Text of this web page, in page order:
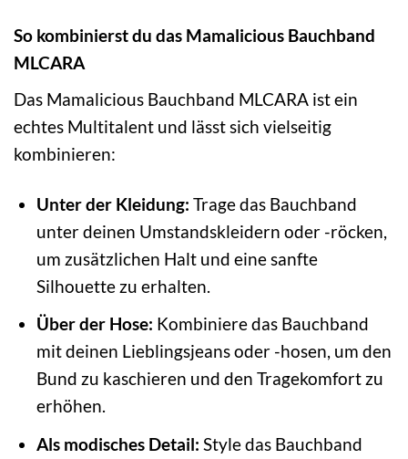
So kombinierst du das Mamalicious Bauchband
MLCARA
Das Mamalicious Bauchband MLCARA ist ein
echtes Multitalent und lässt sich vielseitig
kombinieren:
Unter der Kleidung: Trage das Bauchband
unter deinen Umstandskleidern oder -röcken,
um zusätzlichen Halt und eine sanfte
Silhouette zu erhalten.
Über der Hose: Kombiniere das Bauchband
mit deinen Lieblingsjeans oder -hosen, um den
Bund zu kaschieren und den Tragekomfort zu
erhöhen.
Als modisches Detail: Style das Bauchband